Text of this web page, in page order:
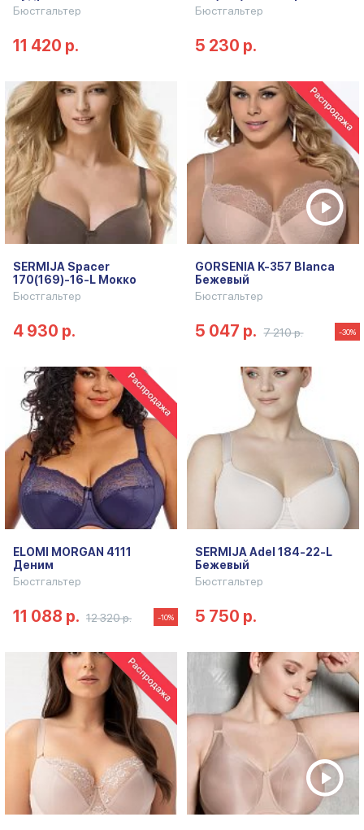
Бюстгальтер
11 420 р.
Бюстгальтер
5 230 р.
SERMIJA Spacer
170(169)-16-L Мокко
Бюстгальтер
4 930 р.
GORSENIA K-357 Blanca
Бежевый
Бюстгальтер
5 047 р. 7 210 р. -30%
ELOMI MORGAN 4111
Деним
Бюстгальтер
11 088 р. 12 320 р. -10%
SERMIJA Adel 184-22-L
Бежевый
Бюстгальтер
5 750 р.